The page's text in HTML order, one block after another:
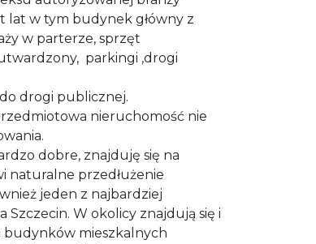
lat w tym budynek główny z
w parterze, sprzęt
parkingi ,drogi
drogi publicznej.
nieruchomość nie
dobre, znajduję się na
naturalne przedłużenie
jeden z najbardziej
Szczecin. W okolicy znajdują się i
budynków mieszkalnych